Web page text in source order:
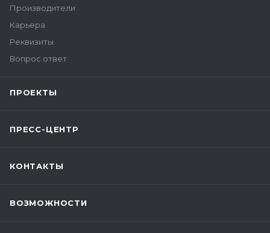
Производители
Карьера
Реквизиты
Вопрос ответ
ПРОЕКТЫ
ПРЕСС-ЦЕНТР
КОНТАКТЫ
ВОЗМОЖНОСТИ